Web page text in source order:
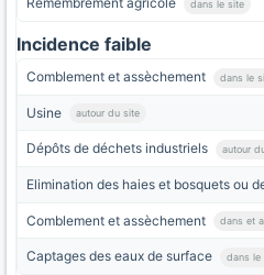
dans le site
Incidence faible
Comblement et assèchement dans le
Usine autour du site
Dépôts de déchets industriels autour
Elimination des haies et bosquets ou
Comblement et assèchement dans et
Captages des eaux de surface dans le